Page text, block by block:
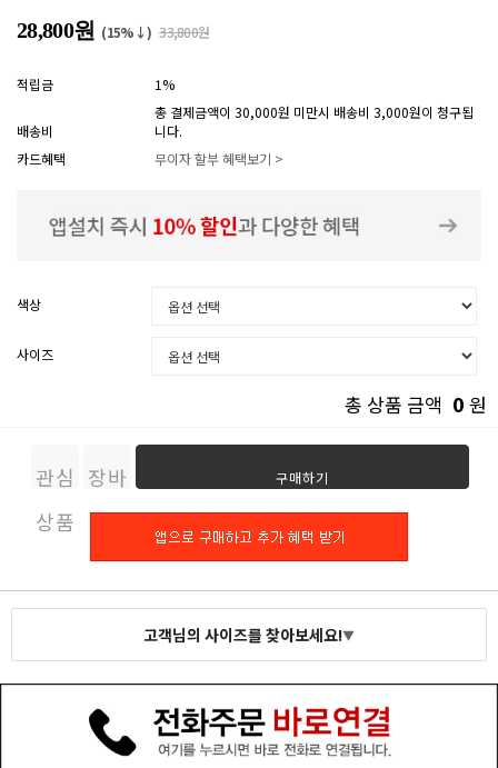
28,800원 (15%↓) 33,800원
적립금 1%
배송비
총 결제금액이 30,000원 미만시 배송비 3,000원이 청구됩
니다.
카드혜택
무이자 할부 혜택보기 >
색상
사이즈
총 상품 금액 0 원
관심
상품
장바
구니
구매하기
고객님의 사이즈를 찾아보세요!▼